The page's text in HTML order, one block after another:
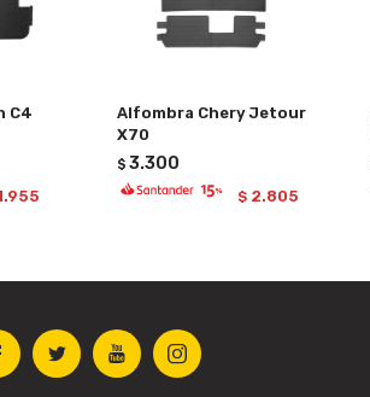
C4
Alfombra Chery Jetour
X70
$ 3.300
$ 2.805
  